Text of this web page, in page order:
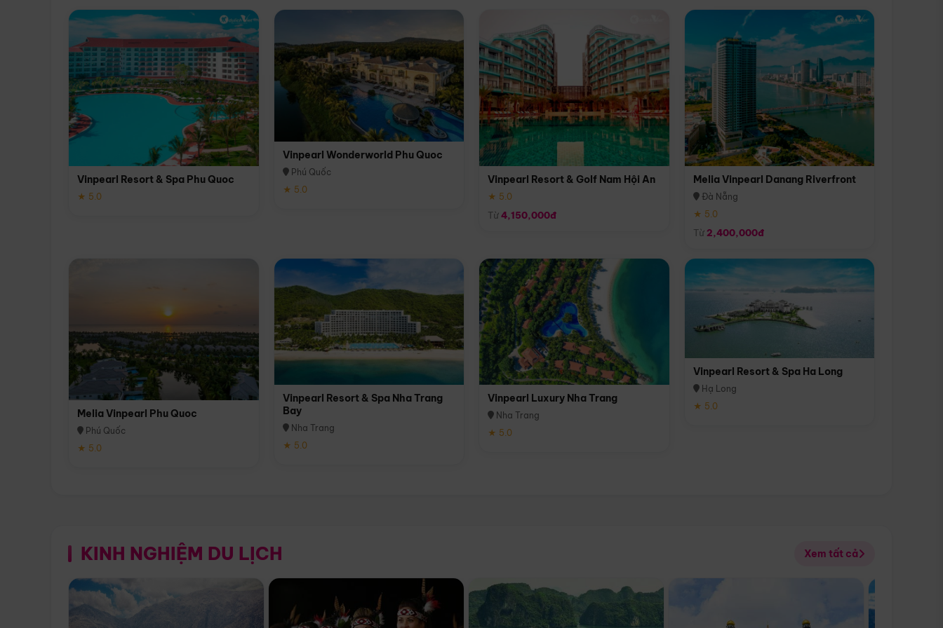
Vinpearl Resort & Spa Phu Quoc
★ 5.0
Vinpearl Wonderworld Phu Quoc
Phú Quốc
★ 5.0
Vinpearl Resort & Golf Nam Hội An
★ 5.0
Từ4,150,000đ
Melia Vinpearl Danang Riverfront
Đà Nẵng
★ 5.0
Từ 2,400,000đ
Melia Vinpearl Phu Quoc
Phú Quốc
★ 5.0
Vinpearl Resort & Spa Nha Trang
Bay
Nha Trang
★ 5.0
Vinpearl Luxury Nha Trang
Nha Trang
★ 5.0
Vinpearl Resort & Spa Ha Long
Hạ Long
★ 5.0
KINH NGHIỆM DU LỊCH Xem tất cả